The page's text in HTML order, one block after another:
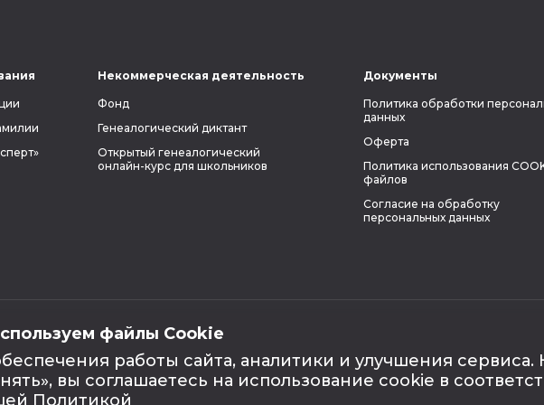
Некоммерческая деятельность
Фонд
Генеалогический диктант
Открытый генеалогический
онлайн-курс для школьников
Документы
Политика обработки
данных
Оферта
Политика использования
файлов
Согласие на обработку
персональных данных
файлы Cookie
работы сайта, аналитики и улучшения
вы соглашаетесь на использование cookie в
Политикой